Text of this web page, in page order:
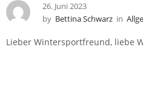
26. Juni 2023
by Bettina Schwarz in
Lieber Wintersportfreund, liebe